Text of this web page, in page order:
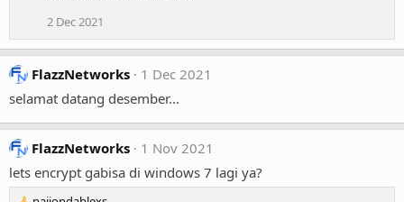
2 Dec 2021
FlazzNetworks
1 Dec 2021
selamat datang desember...
FlazzNetworks
1 Nov 2021
lets encrypt gabisa di windows 7 lagi ya?